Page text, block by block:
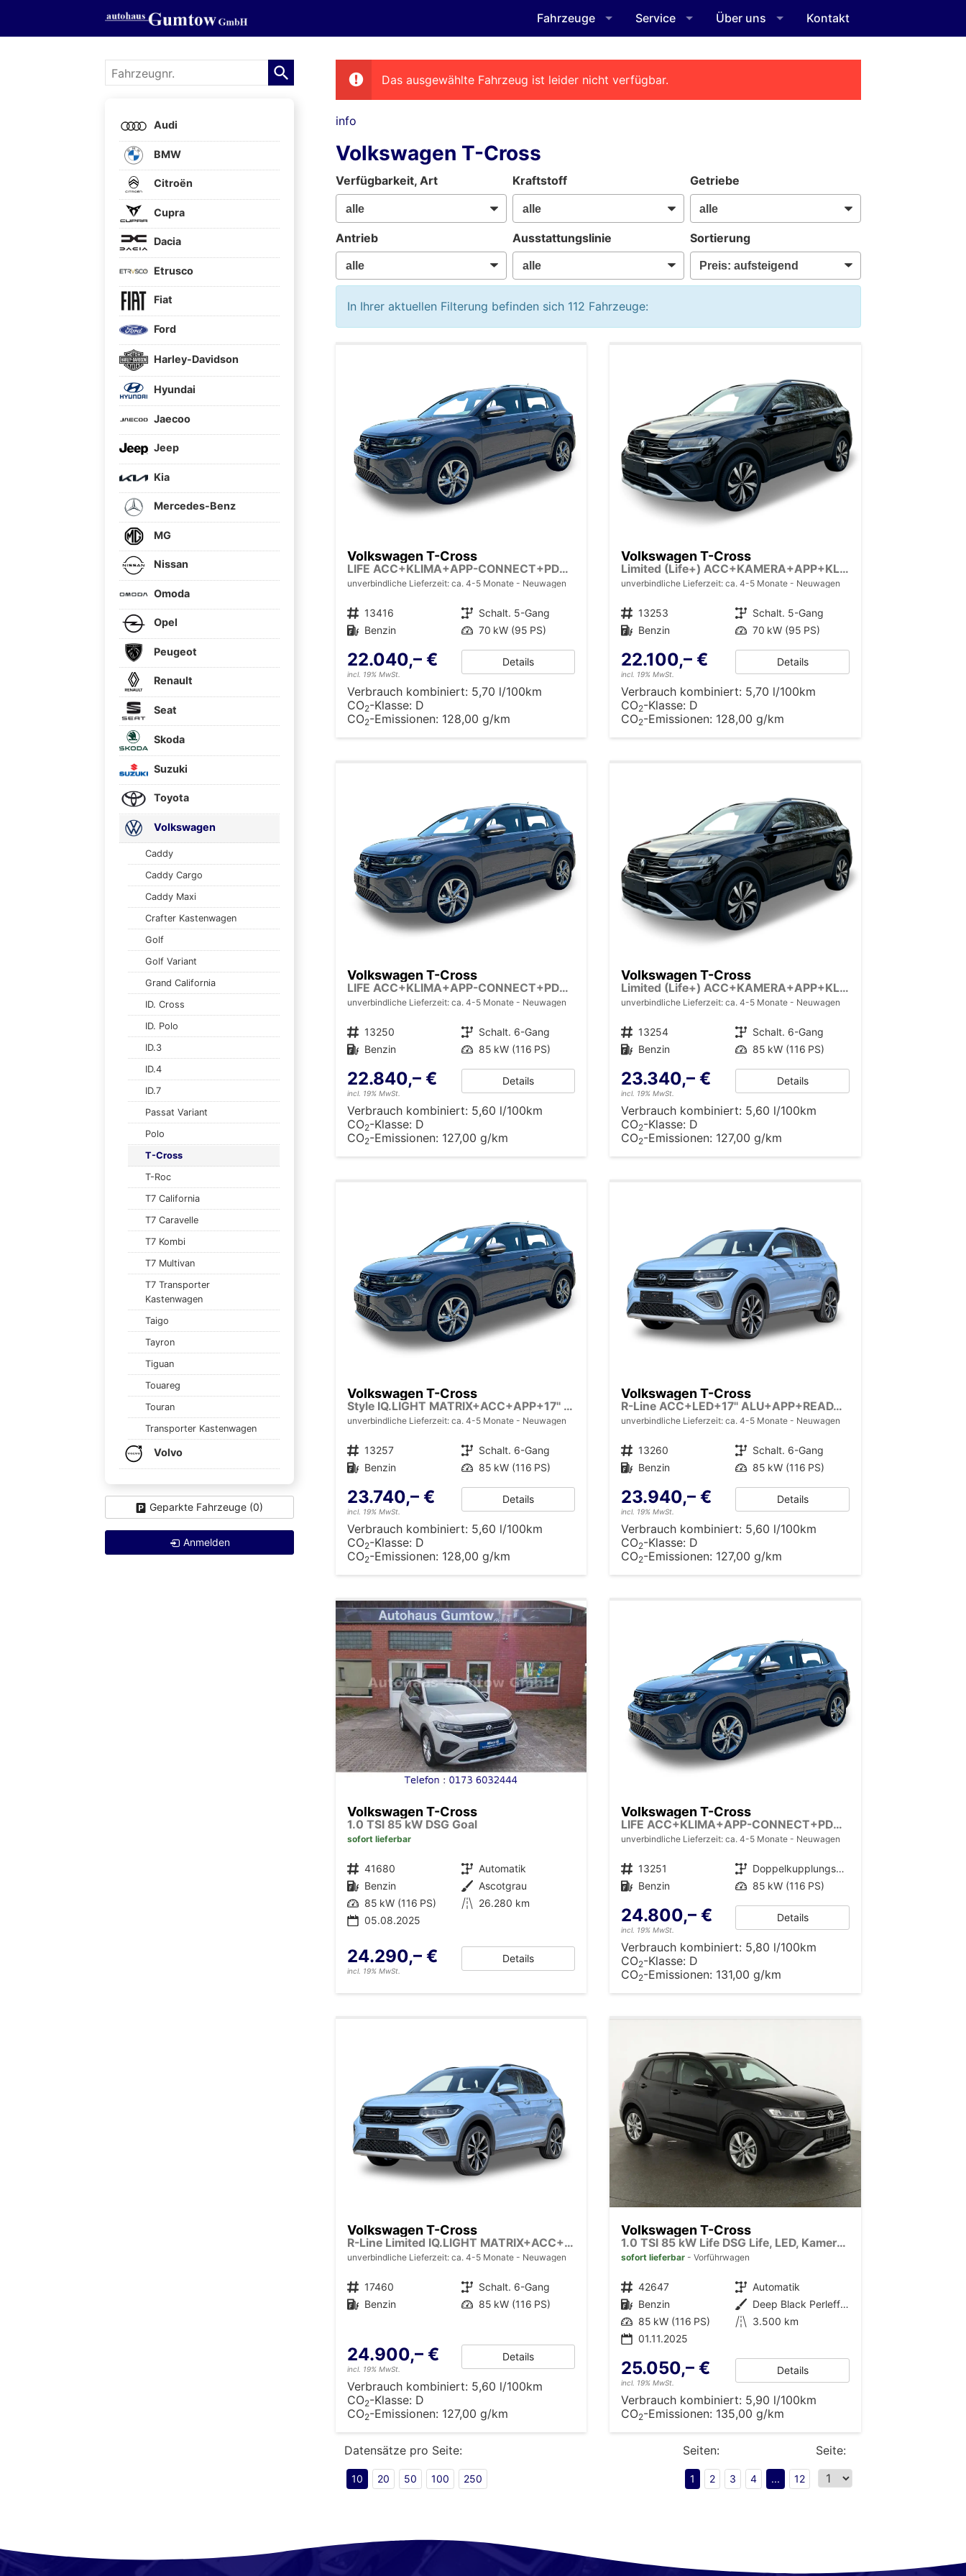
Fahrzeuge Service Über uns Kontakt
Das ausgewählte Fahrzeug ist leider nicht verfügbar.
info
Volkswagen T-Cross
Verfügbarkeit, Art Kraftstoff Getriebe
Antrieb Ausstattungslinie Sortierung
In Ihrer aktuellen Filterung befinden sich 112 Fahrzeuge:
Volkswagen T-Cross
LIFE ACC+KLIMA+APP-CONNECT+PDC+LED+16'' ALU
unverbindliche Lieferzeit: ca. 4-5 Monate Neuwagen
Fahrzeugnr. 13416 Getriebe Schalt. 5-Gang
Kraftstoff Benzin Leistung 70 kW (95 PS)
22.040,– €
incl. 19% MwSt.
Details
Verbrauch kombiniert: 5,70 l/100km
CO2-Klasse: D
CO2-Emissionen: 128,00 g/km
Volkswagen T-Cross
Limited (Life+) ACC+KAMERA+APP+KLIMA+LED+17'' ALU
unverbindliche Lieferzeit: ca. 4-5 Monate Neuwagen
Fahrzeugnr. 13253 Getriebe Schalt. 5-Gang
Kraftstoff Benzin Leistung 70 kW (95 PS)
22.100,– €
incl. 19% MwSt.
Details
Verbrauch kombiniert: 5,70 l/100km
CO2-Klasse: D
CO2-Emissionen: 128,00 g/km
Volkswagen T-Cross
LIFE ACC+KLIMA+APP-CONNECT+PDC+LED+16'' ALU
unverbindliche Lieferzeit: ca. 4-5 Monate Neuwagen
Fahrzeugnr. 13250 Getriebe Schalt. 6-Gang
Kraftstoff Benzin Leistung 85 kW (116 PS)
22.840,– €
incl. 19% MwSt.
Details
Verbrauch kombiniert: 5,60 l/100km
CO2-Klasse: D
CO2-Emissionen: 127,00 g/km
Volkswagen T-Cross
Limited (Life+) ACC+KAMERA+APP+KLIMA+LED+17'' ALU
unverbindliche Lieferzeit: ca. 4-5 Monate Neuwagen
Fahrzeugnr. 13254 Getriebe Schalt. 6-Gang
Kraftstoff Benzin Leistung 85 kW (116 PS)
23.340,– €
incl. 19% MwSt.
Details
Verbrauch kombiniert: 5,60 l/100km
CO2-Klasse: D
CO2-Emissionen: 127,00 g/km
Volkswagen T-Cross
Style IQ.LIGHT MATRIX+ACC+APP+17'' ALU
unverbindliche Lieferzeit: ca. 4-5 Monate Neuwagen
Fahrzeugnr. 13257 Getriebe Schalt. 6-Gang
Kraftstoff Benzin Leistung 85 kW (116 PS)
23.740,– €
incl. 19% MwSt.
Details
Verbrauch kombiniert: 5,60 l/100km
CO2-Klasse: D
CO2-Emissionen: 128,00 g/km
Volkswagen T-Cross
R-Line ACC+LED+17'' ALU+APP+READY 2 DISCOVER
unverbindliche Lieferzeit: ca. 4-5 Monate Neuwagen
Fahrzeugnr. 13260 Getriebe Schalt. 6-Gang
Kraftstoff Benzin Leistung 85 kW (116 PS)
23.940,– €
incl. 19% MwSt.
Details
Verbrauch kombiniert: 5,60 l/100km
CO2-Klasse: D
CO2-Emissionen: 127,00 g/km
Volkswagen T-Cross
1.0 TSI 85 kW DSG Goal
sofort lieferbar
Fahrzeugnr. 41680 Getriebe Automatik
Kraftstoff Benzin Außenfarbe Ascotgrau
Leistung 85 kW (116 PS) Kilometerstand 26.280 km
05.08.2025
24.290,– €
incl. 19% MwSt.
Details
Volkswagen T-Cross
LIFE ACC+KLIMA+APP-CONNECT+PDC+LED+16'' ALU
unverbindliche Lieferzeit: ca. 4-5 Monate Neuwagen
Fahrzeugnr. 13251 Getriebe
Doppelkupplungsgetriebe (DSG)
Kraftstoff Benzin Leistung 85 kW (116 PS)
24.800,– €
incl. 19% MwSt.
Details
Verbrauch kombiniert: 5,80 l/100km
CO2-Klasse: D
CO2-Emissionen: 131,00 g/km
Volkswagen T-Cross
R-Line Limited IQ.LIGHT MATRIX+ACC+KAMERA+18'' ALU
unverbindliche Lieferzeit: ca. 4-5 Monate Neuwagen
Fahrzeugnr. 17460 Getriebe Schalt. 6-Gang
Kraftstoff Benzin Leistung 85 kW (116 PS)
24.900,– €
incl. 19% MwSt.
Details
Verbrauch kombiniert: 5,60 l/100km
CO2-Klasse: D
CO2-Emissionen: 127,00 g/km
Volkswagen T-Cross
1.0 TSI 85 kW Life DSG Life, LED, Kamera, ACC, Side, Winter, 17-Zoll, 3-J. Garantie
sofort lieferbar Vorführwagen
Fahrzeugnr. 42647 Getriebe Automatik
Kraftstoff Benzin Außenfarbe
Deep Black Perleffekt
Leistung 85 kW (116 PS) Kilometerstand 3.500 km
01.11.2025
25.050,– €
incl. 19% MwSt.
Details
Verbrauch kombiniert: 5,90 l/100km
CO2-Emissionen: 135,00 g/km
Datensätze pro Seite:
10 20 50 100 250
Seite:
Seiten:
1 2 3 4 ... 12
Fahrzeugnr.
Audi
BMW
Citroën
Cupra
Dacia
Etrusco
Fiat
Ford
Harley-Davidson
Hyundai
Jaecoo
Jeep
Kia
Mercedes-Benz
MG
Nissan
Omoda
Opel
Peugeot
Renault
Seat
Skoda
Suzuki
Toyota
Volkswagen
Caddy
Caddy Cargo
Caddy Maxi
Crafter Kastenwagen
Golf
Golf Variant
Grand California
ID. Cross
ID. Polo
ID.3
ID.4
ID.7
Passat Variant
Polo
T-Cross
T-Roc
T7 California
T7 Caravelle
T7 Kombi
T7 Multivan
T7 Transporter
Kastenwagen
Taigo
Tayron
Tiguan
Touareg
Touran
Transporter Kastenwagen
Volvo
Geparkte Fahrzeuge (0)
Anmelden